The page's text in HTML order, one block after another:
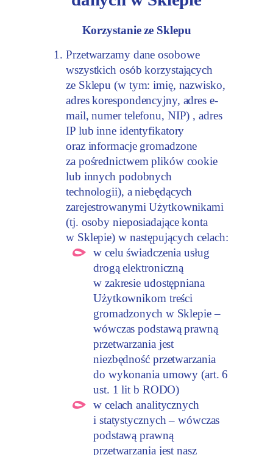
Korzystanie ze Sklepu
Przetwarzamy dane osobowe
wszystkich osób korzystających
ze Sklepu (w tym: imię, nazwisko,
adres korespondencyjny, adres e-
mail, numer telefonu, NIP) , adres
IP lub inne identyfikatory
oraz informacje gromadzone
za pośrednictwem plików cookie
lub innych podobnych
technologii), a niebędących
zarejestrowanymi Użytkownikami
(tj. osoby nieposiadające konta
w Sklepie) w następujących celach:
w celu świadczenia usług
drogą elektroniczną
w zakresie udostępniana
Użytkownikom treści
gromadzonych w Sklepie –
wówczas podstawą prawną
przetwarzania jest
niezbędność przetwarzania
do wykonania umowy (art. 6
ust. 1 lit b RODO)
w celach analitycznych
i statystycznych – wówczas
podstawą prawną
przetwarzania jest nasz